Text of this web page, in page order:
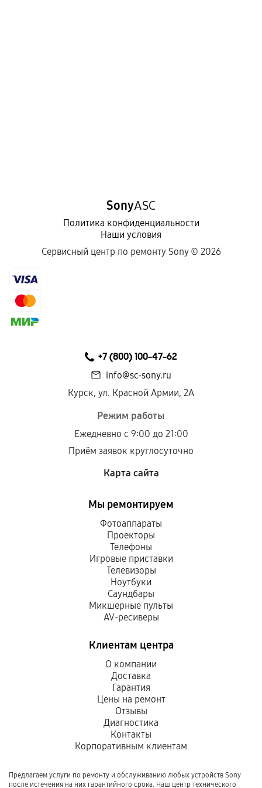
SonyASC
Политика конфиденциальности
Наши условия
Сервисный центр по ремонту Sony © 2026
+7 (800) 100-47-62
info@sc-sony.ru
Курск, ул. Красной Армии, 2А
Режим работы
Ежедневно с 9:00 до 21:00
Приём заявок круглосуточно
Карта сайта
Мы ремонтируем
Фотоаппараты
Проекторы
Телефоны
Игровые приставки
Телевизоры
Ноутбуки
Саундбары
Микшерные пульты
AV-ресиверы
Клиентам центра
О компании
Доставка
Гарантия
Цены на ремонт
Отзывы
Диагностика
Контакты
Корпоративным клиентам
Предлагаем услуги по ремонту и обслуживанию любых устройств Sony
после истечения на них гарантийного срока. Наш центр технического